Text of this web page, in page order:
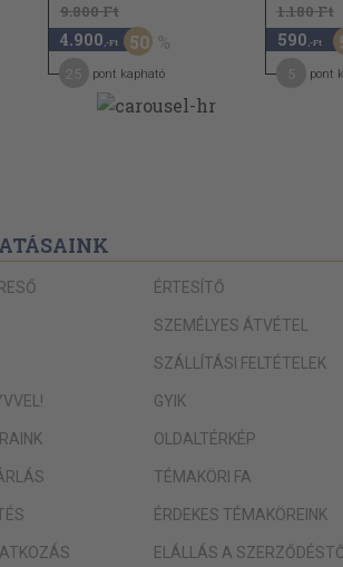
9.800 Ft
4.900 ,-Ft 50
pont kapható
1.180 Ft
590 ,-Ft
pont
ÉRTESÍTŐ
SZEMÉLYES ÁTVÉTEL
SZÁLLÍTÁSI FELTÉTELEK
GYIK
OLDALTÉRKÉP
TÉMAKÖRI FA
ÉRDEKES TÉMAKÖREINK
ELÁLLÁS A